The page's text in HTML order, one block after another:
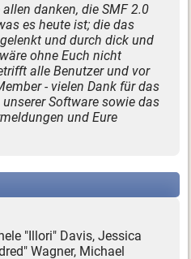
danken, die SMF 2.0
es heute ist; die das
und durch dick und
ohne Euch nicht
alle Benutzer und vor
- vielen Dank für das
Software sowie das
und Eure
"Illori" Davis, Jessica
Wagner, Michael